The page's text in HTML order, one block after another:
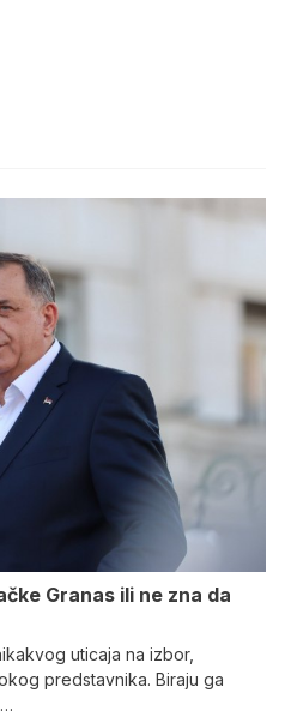
Granas ili ne zna da
uticaja na izbor,
predstavnika. Biraju ga